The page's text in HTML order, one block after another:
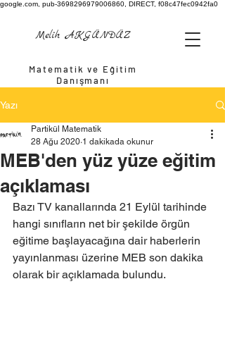
google.com, pub-3698296979006860, DIRECT, f08c47fec0942fa0
Melih AKGÜNDÜZ
Matematik ve Eğitim
Danışmanı
Yazı
MEB'den yüz yüze eğitim
açıklaması
Partikül Matematik
28 Ağu 2020 1 dakikada okunur
Bazı TV kanallarında 21 Eylül tarihinde
hangi sınıfların net bir şekilde örgün
eğitime başlayacağına dair haberlerin
yayınlanması üzerine MEB son dakika
olarak bir açıklamada bulundu.